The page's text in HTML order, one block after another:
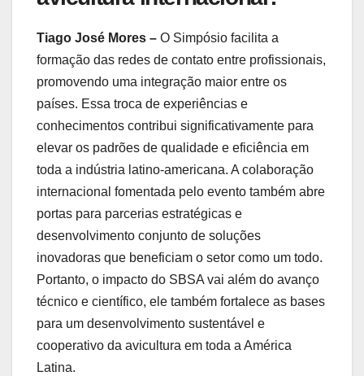
Tiago José Mores – O Simpósio facilita a
formação das redes de contato entre profissionais,
promovendo uma integração maior entre os
países. Essa troca de experiências e
conhecimentos contribui significativamente para
elevar os padrões de qualidade e eficiência em
toda a indústria latino-americana. A colaboração
internacional fomentada pelo evento também abre
portas para parcerias estratégicas e
desenvolvimento conjunto de soluções
inovadoras que beneficiam o setor como um todo.
Portanto, o impacto do SBSA vai além do avanço
técnico e científico, ele também fortalece as bases
para um desenvolvimento sustentável e
cooperativo da avicultura em toda a América
Latina.